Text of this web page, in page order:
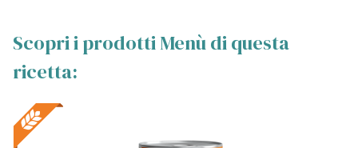
Scopri i prodotti Menù di questa
ricetta: